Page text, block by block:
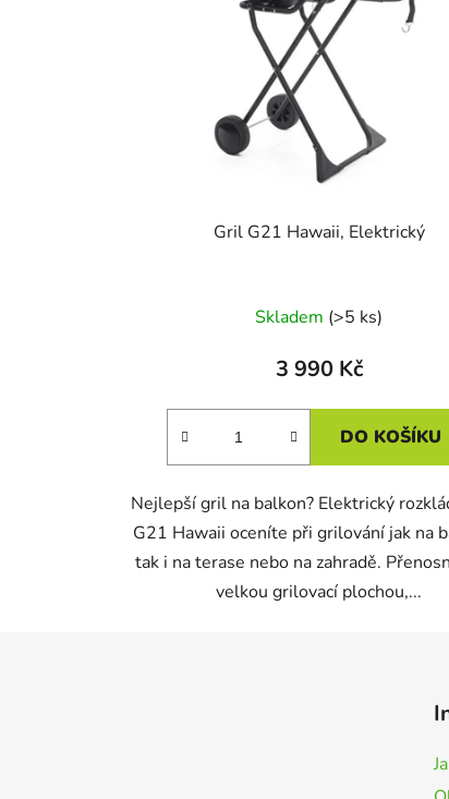
Gril G21 Hawaii, Elektrický
Skladem (>5 ks)
3 990 Kč
DO KOŠÍKU
Nejlepší gril na balkon? Elektrický
G21 Hawaii oceníte při grilování jak na
tak i na terase nebo na zahradě.
velkou grilovací plochou,...